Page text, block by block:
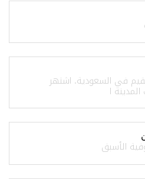
في السعودية. اشتهر
ا
الأسبق